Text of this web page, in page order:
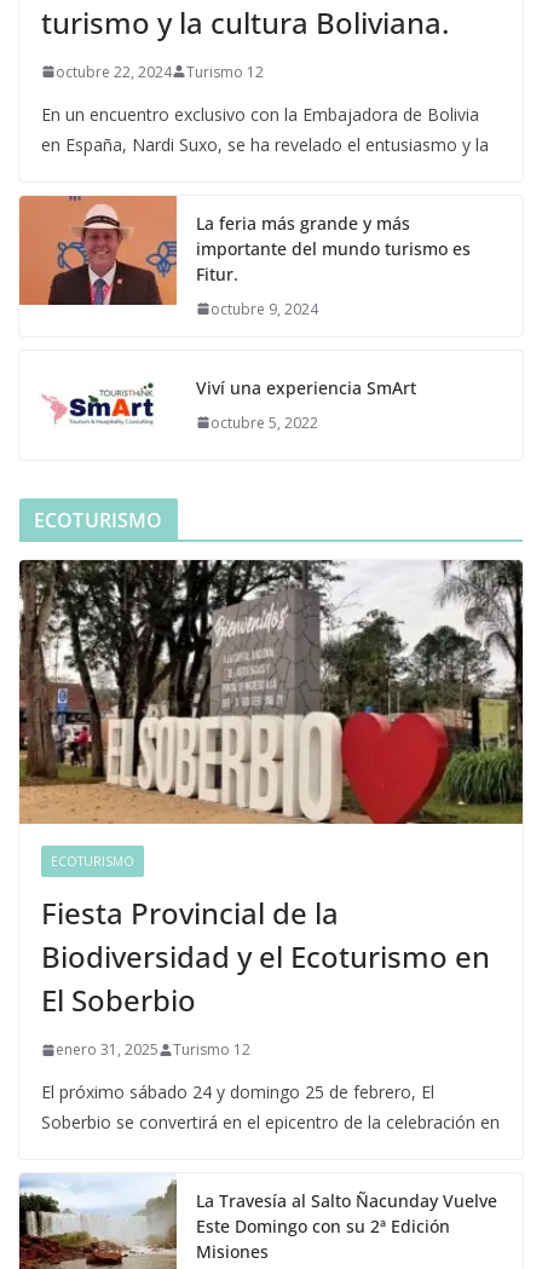
turismo y la cultura Boliviana.
octubre 22, 2024 Turismo 12
En un encuentro exclusivo con la Embajadora de Bolivia
en España, Nardi Suxo, se ha revelado el entusiasmo y la
La feria más grande y más
importante del mundo turismo es
Fitur.
octubre 9, 2024
Viví una experiencia SmArt
octubre 5, 2022
ECOTURISMO
ECOTURISMO
Fiesta Provincial de la
Biodiversidad y el Ecoturismo en
El Soberbio
enero 31, 2025 Turismo 12
El próximo sábado 24 y domingo 25 de febrero, El
Soberbio se convertirá en el epicentro de la celebración en
La Travesía al Salto Ñacunday Vuelve
Este Domingo con su 2ª Edición
Misiones